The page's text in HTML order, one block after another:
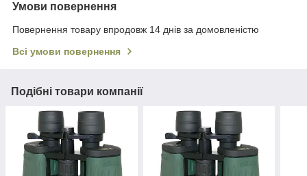
Умови повернення
Повернення товару впродовж 14 днів за домовленістю
Всі умови повернення
Подібні товари компанії